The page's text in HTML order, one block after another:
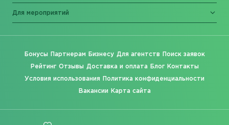
Для мероприятий
Бонусы Партнерам Бизнесу Для агентств Поиск заявок
Рейтинг Отзывы Доставка и оплата Блог Контакты
Условия использования Политика конфиденциальности
Вакансии Карта сайта